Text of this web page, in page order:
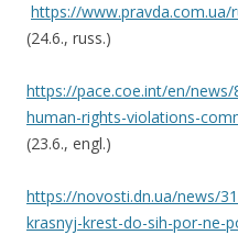
https://
(24.6., russ.)
https://pace.coe.int/en/
human-rights-violations-
(23.6., engl.)
https://novosti.dn.ua/news/
krasnyj-krest-do-sih-por-ne-